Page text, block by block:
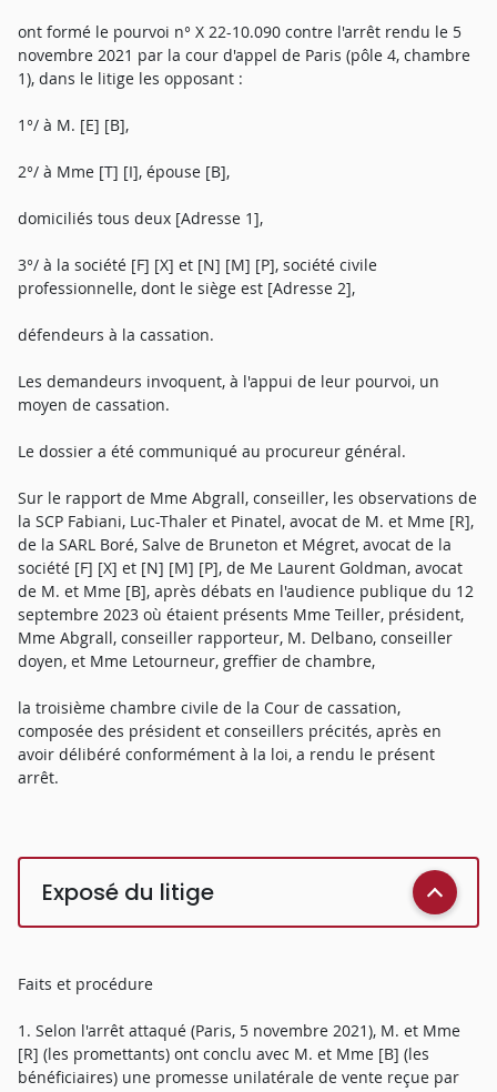
ont formé le pourvoi n° X 22-10.090 contre l'arrêt rendu le 5
novembre 2021 par la cour d'appel de Paris (pôle 4, chambre
1), dans le litige les opposant :
1°/ à M. [E] [B],
2°/ à Mme [T] [I], épouse [B],
domiciliés tous deux [Adresse 1],
3°/ à la société [F] [X] et [N] [M] [P], société civile
professionnelle, dont le siège est [Adresse 2],
défendeurs à la cassation.
Les demandeurs invoquent, à l'appui de leur pourvoi, un
moyen de cassation.
Le dossier a été communiqué au procureur général.
Sur le rapport de Mme Abgrall, conseiller, les observations de
la SCP Fabiani, Luc-Thaler et Pinatel, avocat de M. et Mme [R],
de la SARL Boré, Salve de Bruneton et Mégret, avocat de la
société [F] [X] et [N] [M] [P], de Me Laurent Goldman, avocat
de M. et Mme [B], après débats en l'audience publique du 12
septembre 2023 où étaient présents Mme Teiller, président,
Mme Abgrall, conseiller rapporteur, M. Delbano, conseiller
doyen, et Mme Letourneur, greffier de chambre,
la troisième chambre civile de la Cour de cassation,
composée des président et conseillers précités, après en
avoir délibéré conformément à la loi, a rendu le présent
arrêt.
Exposé du litige
Faits et procédure
1. Selon l'arrêt attaqué (Paris, 5 novembre 2021), M. et Mme
[R] (les promettants) ont conclu avec M. et Mme [B] (les
bénéficiaires) une promesse unilatérale de vente reçue par